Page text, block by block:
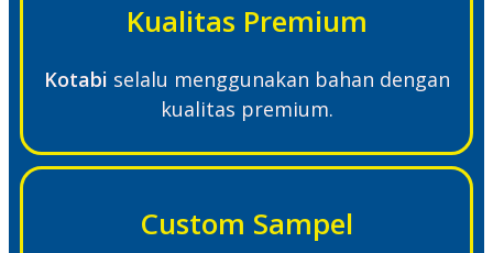
Kualitas Premium
Kotabi selalu menggunakan bahan dengan
kualitas premium.
Custom Sampel